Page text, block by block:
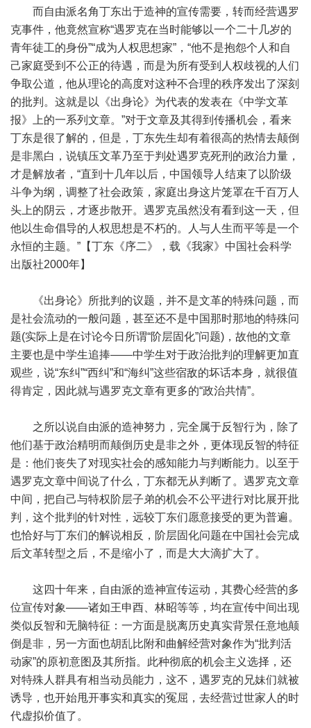
而自由派名角丁东出于造神的宣传需要，转而经营遇罗
克事件，他竟然宣称“遇罗克在当时能够以一个二十几岁的
青年徒工的身份”“成为人权思想家”，“他不是抱怨个人和自
己家庭受到不公正的待遇，而是为所有受到人权歧视的人们
争取公道，他从理论的高度对这种不合理的秩序发出了深刻
的批判。这就是以《出身论》为代表的发表在《中学文革
报》上的一系列文章。”对于文章及其得到传播机会，看来
丁东是很了解的，但是，丁东先生却有着很高的热情去颠倒
是非黑白，说镇压文革乃至于判处遇罗克死刑的政治力量，
才是解放者，“直到十几年以后，中国领导人结束了以阶级
斗争为纲，调整了社会政策，家庭出身这片笼罩在千百万人
头上的阴云，才逐步散开。遇罗克虽然没有看到这一天，但
他以生命倡导的人权思想是不朽的。人与人生而平等是一个
永恒的主题。”【丁东《序二》，载《我家》中国社会科学
出版社2000年】
《出身论》所批判的议题，并不是文革的特殊问题，而
是社会流动的一般问题，甚至还不是中国那时那地的特殊问
题(实际上是在讨论今日所谓“阶层固化”问题)，故他的文章
主要也是中学生追捧——中学生对于政治批判的理解更加直
观些，说“东纠”“西纠”和“海纠”这些宿敌的坏话本身，就很值
得肯定，因此就与遇罗克文章有更多的“政治共情”。
之所以说自由派的造神努力，完全属于反智行为，除了
他们基于政治精明而颠倒历史是非之外，更体现反智的特征
是：他们丧失了对现实社会的感知能力与判断能力。以至于
遇罗克文章中间说了什么，丁东都无从判断了。遇罗克文章
中间，把自己与特权阶层子弟的机会不公平进行对比展开批
判，这个批判的针对性，远较丁东们愿意接受的更为普遍。
也恰好与丁东们的解说相反，阶层固化问题在中国社会完成
后文革转型之后，不是缩小了，而是大大滴扩大了。
这四十年来，自由派的造神宣传运动，其费心经营的多
位宣传对象——诸如王申酉、林昭等等，均在宣传中间出现
类似反智和无脑特征：一方面是脱离历史真实背景任意地颠
倒是非，另一方面也胡乱比附和曲解经营对象作为“批判活
动家”的原初意图及其所指。此种彻底的机会主义选择，还
对特殊人群具有相当动员能力，这不，遇罗克的兄妹们就被
诱导，也开始甩开事实和真实的冤屈，去经营过世家人的时
代虚拟价值了。